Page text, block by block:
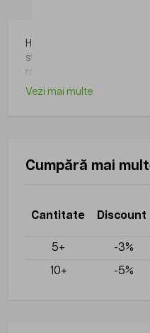
Hartie igienica Jumbo
straturi, material: celuloza
role/bax, utilizare: trafic
Vezi mai multe
Cumpără mai
Cantitate Discount
5+
-3%
10+
-5%